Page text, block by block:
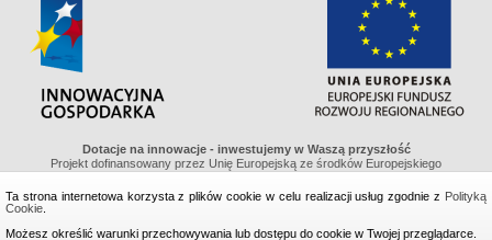
Dotacje na innowacje - inwestujemy w Waszą przyszłość
Projekt dofinansowany przez Unię Europejską ze środków Europejskiego
Gospodarka, Działanie 8.1 "Wspieranie działaności gospodarczej w dziedzinie
gospodarki elektronicznej"
wykonanie i projekt graficzny:
Ta strona internetowa korzysta z plików cookie w celu realizacji usług zgodnie z Polityką
Cookie
Możesz określić warunki przechowywania lub dostępu do cookie w Twojej przeglądarce.